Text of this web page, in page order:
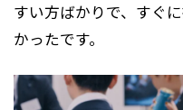
すい方ばかりで、すぐ
かったです。